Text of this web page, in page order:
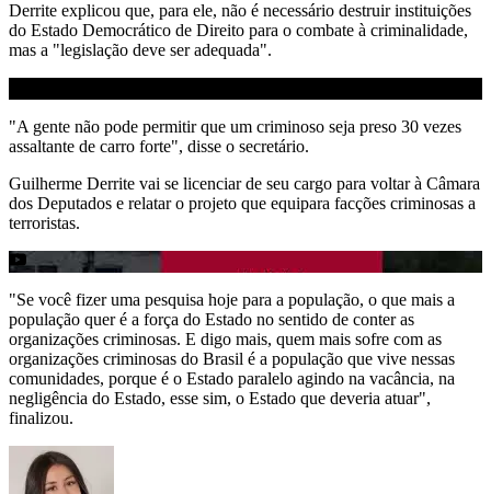
Derrite explicou que, para ele, não é necessário destruir instituições
do Estado Democrático de Direito para o combate à criminalidade,
mas a "legislação deve ser adequada".
"A gente não pode permitir que um criminoso seja preso 30 vezes
assaltante de carro forte", disse o secretário.
Guilherme Derrite vai se licenciar de seu cargo para voltar à Câmara
dos Deputados e relatar o projeto que equipara facções criminosas a
terroristas.
"Se você fizer uma pesquisa hoje para a população, o que mais a
população quer é a força do Estado no sentido de conter as
organizações criminosas. E digo mais, quem mais sofre com as
organizações criminosas do Brasil é a população que vive nessas
comunidades, porque é o Estado paralelo agindo na vacância, na
negligência do Estado, esse sim, o Estado que deveria atuar",
finalizou.